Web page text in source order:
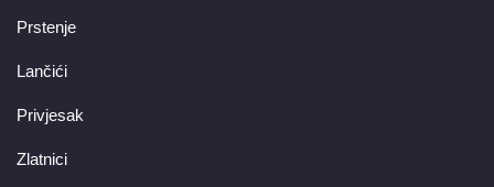
Prstenje
Lančići
Privjesak
Zlatnici